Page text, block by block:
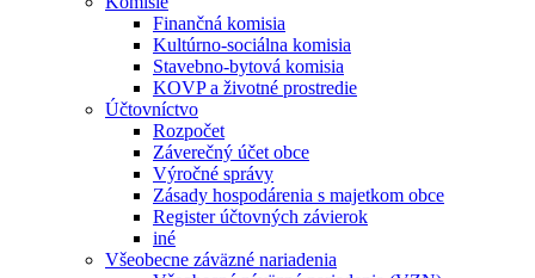
Finančná komisia
Kultúrno-sociálna komisia
Stavebno-bytová komisia
KOVP a životné prostredie
Účtovníctvo
Rozpočet
Záverečný účet obce
Výročné správy
Zásady hospodárenia s majetkom obce
Register účtovných závierok
iné
Všeobecne záväzné nariadenia